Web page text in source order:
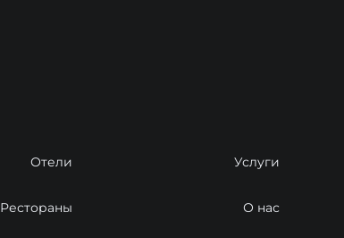
Отели Услуги
Рестораны О нас